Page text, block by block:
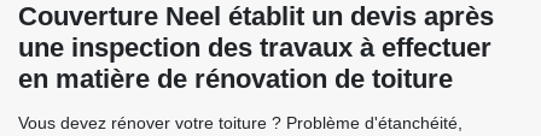
Couverture Neel établit un devis après
une inspection des travaux à effectuer
en matière de rénovation de toiture
Vous devez rénover votre toiture ? Problème d'étanchéité,